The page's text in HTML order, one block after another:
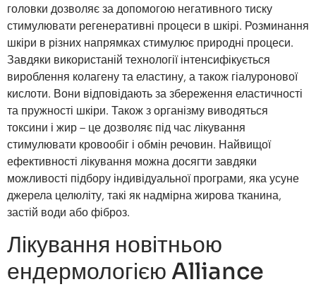
головки дозволяє за допомогою негативного тиску
стимулювати регенеративні процеси в шкірі. Розминання
шкіри в різних напрямках стимулює природні процеси.
Завдяки використаній технології інтенсифікується
вироблення колагену та еластину, а також гіалуронової
кислоти. Вони відповідають за збереження еластичності
та пружності шкіри. Також з організму виводяться
токсини і жир – це дозволяє під час лікування
стимулювати кровообіг і обмін речовин. Найвищої
ефективності лікування можна досягти завдяки
можливості підбору індивідуальної програми, яка усуне
джерела целюліту, такі як надмірна жирова тканина,
застій води або фіброз.
Лікування новітньою
ендермологією Alliance